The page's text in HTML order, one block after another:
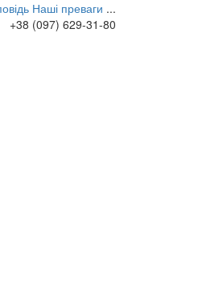
Наші преваги ...
+38 (097) 629-31-80